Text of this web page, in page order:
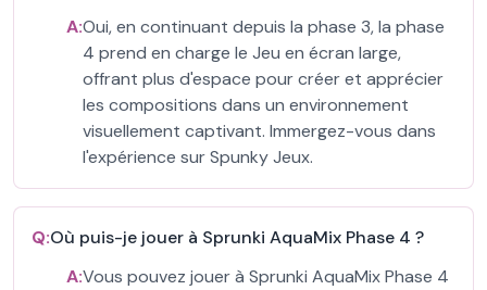
A:Oui, en continuant depuis la phase 3, la phase
4 prend en charge le Jeu en écran large,
offrant plus d'espace pour créer et apprécier
les compositions dans un environnement
visuellement captivant. Immergez-vous dans
l'expérience sur Spunky Jeux.
Q:Où puis-je jouer à Sprunki AquaMix Phase 4 ?
A:Vous pouvez jouer à Sprunki AquaMix Phase 4